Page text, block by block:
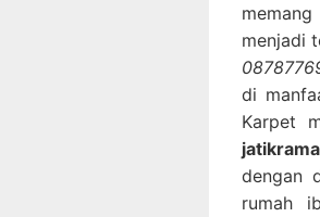
menjadi
di
Karpet
dengan
rumah